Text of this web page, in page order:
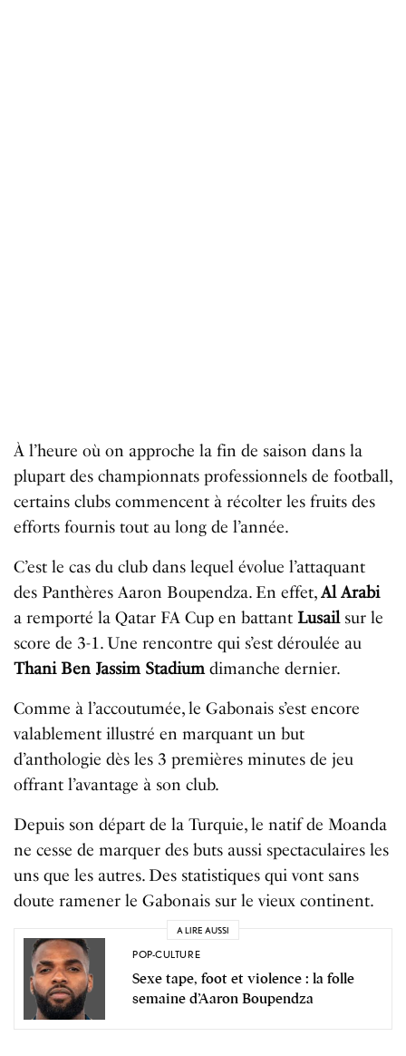
À l’heure où on approche la fin de saison dans la
plupart des championnats professionnels de football,
certains clubs commencent à récolter les fruits des
efforts fournis tout au long de l’année.
C’est le cas du club dans lequel évolue l’attaquant
des Panthères Aaron Boupendza. En effet,Al Arabi
a remporté la Qatar FA Cup en battant Lusail sur le
score de 3-1. Une rencontre qui s’est déroulée au
Thani Ben Jassim Stadium dimanche dernier.
Comme à l’accoutumée,le Gabonais s’est encore
valablement illustré en marquant un but
d’anthologie dès les 3 premières minutes de jeu
offrant l’avantage à son club.
Depuis son départ de la Turquie,le natif de Moanda
ne cesse de marquer des buts aussi spectaculaires les
uns que les autres. Des statistiques qui vont sans
doute ramener le Gabonais sur le vieux continent.
A LIRE AUSSI
POP-CULTURE
Sexe tape, foot et violence : la folle
semaine d’Aaron Boupendza